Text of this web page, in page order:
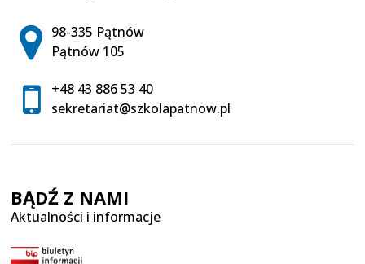
Adres pocztowy:
98-335 Pątnów
Pątnów 105
+48 43 886 53 40
sekretariat@szkolapatnow.pl
BĄDŹ Z NAMI
Aktualności i informacje